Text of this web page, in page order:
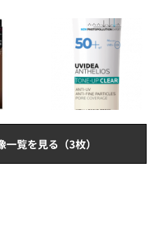
一覧を見る（3枚）